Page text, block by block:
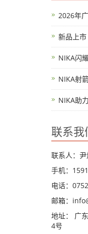
2026年
新品上
NIKA闪
NIKA射
NIKA助
联系我
联系人：尹
手机：
电话：
邮箱：
地址： 广
4号